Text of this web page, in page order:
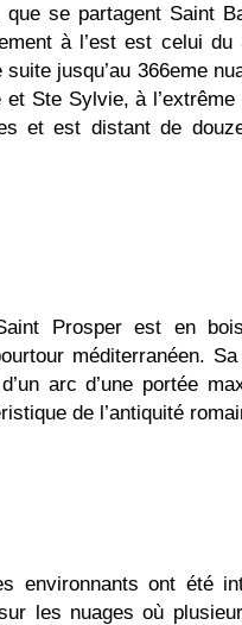
se partagent Saint
à l’est est celui
jusqu’au 366eme
Ste Sylvie, à
et est distant de
Prosper est en bois
méditerranéen.
arc d’une portée
de l’antiquité
environnants ont été
les nuages où